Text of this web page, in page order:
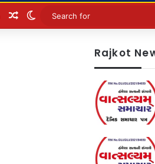
Random Article
Switch skin
Rajkot